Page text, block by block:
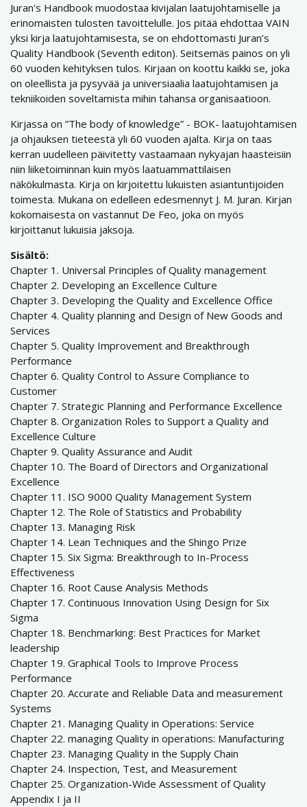
Juran's Handbook muodostaa kivijalan laatujohtamiselle ja
erinomaisten tulosten tavoittelulle. Jos pitää ehdottaa VAIN
yksi kirja laatujohtamisesta, se on ehdottomasti Juran’s
Quality Handbook (Seventh editon). Seitsemäs painos on yli
60 vuoden kehityksen tulos. Kirjaan on koottu kaikki se, joka
on oleellista ja pysyvää ja universiaalia laatujohtamisen ja
tekniikoiden soveltamista mihin tahansa organisaatioon.
Kirjassa on ”The body of knowledge” - BOK- laatujohtamisen
ja ohjauksen tieteestä yli 60 vuoden ajalta. Kirja on taas
kerran uudelleen päivitetty vastaamaan nykyajan haasteisiin
niin liiketoiminnan kuin myös laatuammattilaisen
näkökulmasta. Kirja on kirjoitettu lukuisten asiantuntijoiden
toimesta. Mukana on edelleen edesmennyt J. M. Juran. Kirjan
kokomaisesta on vastannut De Feo, joka on myös
kirjoittanut lukuisia jaksoja.
Sisältö:
Chapter 1. Universal Principles of Quality management
Chapter 2. Developing an Excellence Culture
Chapter 3. Developing the Quality and Excellence Office
Chapter 4. Quality planning and Design of New Goods and
Services
Chapter 5. Quality Improvement and Breakthrough
Performance
Chapter 6. Quality Control to Assure Compliance to
Customer
Chapter 7. Strategic Planning and Performance Excellence
Chapter 8. Organization Roles to Support a Quality and
Excellence Culture
Chapter 9. Quality Assurance and Audit
Chapter 10. The Board of Directors and Organizational
Excellence
Chapter 11. ISO 9000 Quality Management System
Chapter 12. The Role of Statistics and Probability
Chapter 13. Managing Risk
Chapter 14. Lean Techniques and the Shingo Prize
Chapter 15. Six Sigma: Breakthrough to In-Process
Effectiveness
Chapter 16. Root Cause Analysis Methods
Chapter 17. Continuous Innovation Using Design for Six
Sigma
Chapter 18. Benchmarking: Best Practices for Market
leadership
Chapter 19. Graphical Tools to Improve Process
Performance
Chapter 20. Accurate and Reliable Data and measurement
Systems
Chapter 21. Managing Quality in Operations: Service
Chapter 22. managing Quality in operations: Manufacturing
Chapter 23. Managing Quality in the Supply Chain
Chapter 24. Inspection, Test, and Measurement
Chapter 25. Organization-Wide Assessment of Quality
Appendix I ja II